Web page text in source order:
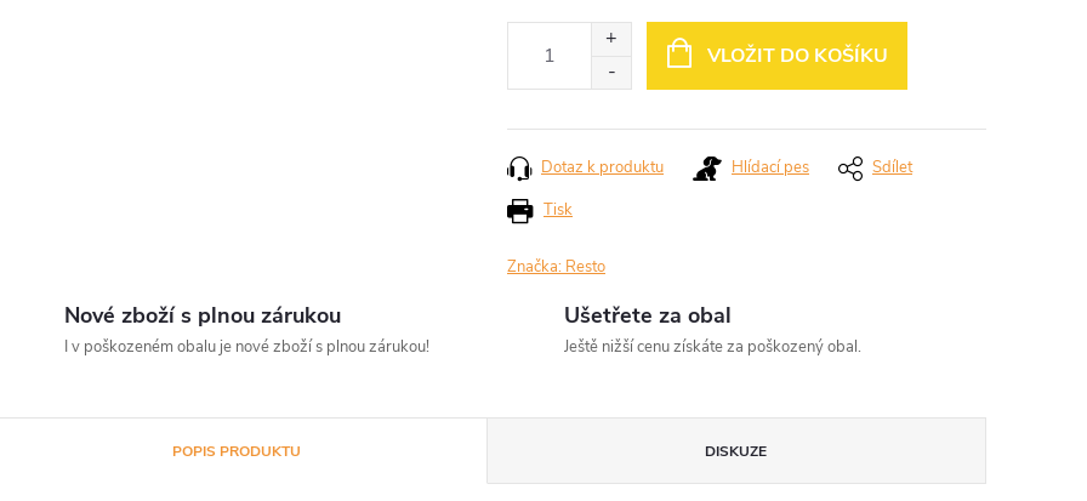
VLOŽIT DO KOŠÍKU
Tisk
Dotaz k produktu Hlídací pes Sdílet
Značka: Resto
Nové zboží s plnou zárukou
I v poškozeném obalu je nové zboží s plnou zárukou!
Ušetřete za obal
Ještě nižší cenu získáte za poškozený obal.
POPIS PRODUKTU DISKUZE